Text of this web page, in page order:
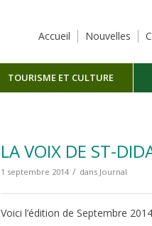
Accueil Nouvelles
TOURISME ET CULTURE
LA VOIX DE ST-
1 septembre 2014 / dans Journal
Voici l’édition de Septembre